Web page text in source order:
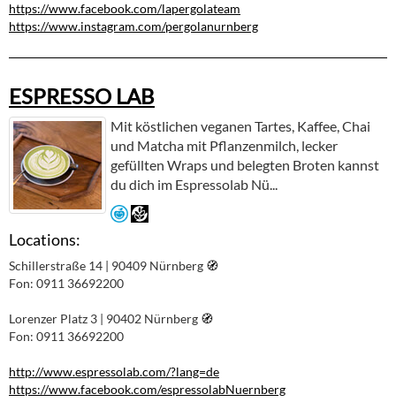
https://www.facebook.com/lapergolateam
https://www.instagram.com/pergolanurnberg
ESPRESSO LAB
Mit köstlichen veganen Tartes, Kaffee, Chai
und Matcha mit Pflanzenmilch, lecker
gefüllten Wraps und belegten Broten kannst
du dich im Espressolab Nü...
Locations:
Schillerstraße 14 | 90409 Nürnberg 🧭︎
Fon: 0911 36692200
Lorenzer Platz 3 | 90402 Nürnberg 🧭︎
Fon: 0911 36692200
http://www.espressolab.com/?lang=de
https://www.facebook.com/espressolabNuernberg